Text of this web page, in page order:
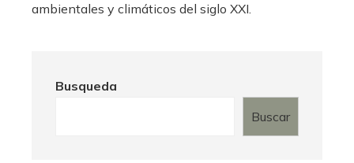
ambientales y climáticos del siglo XXI.
Busqueda
Buscar